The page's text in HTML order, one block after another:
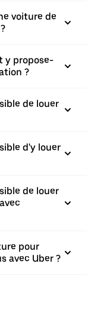
voiture de
y propose-
?
de louer
d'y louer
de louer
pour
avec Uber ?